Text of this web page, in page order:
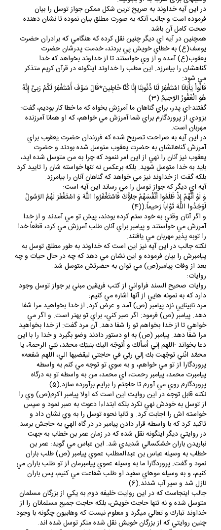
در اين آيه خداوند به صريح ترين شكل ممكن جواز توسل را بيان
فرموده است و جالب آنكه به صورت مطلق بيان نموده تا نشان دهنده
صحت كامل آن باشد.
همچنين در آيه اي ديگر چنين نقل كرده كه هنگامي كه برادران حضرت
يوسف(ع) به خطاي خويش پي بردند، خدمت پدرشان حضرت
يعقوب(ع) آمده و از وي خواستند تا از خداوند بخواهد كه خدا
گناهشان را بيامرزد. اين مطب را خداوند اينگونه در قرآن كريم متذكر
مي شود:
قَالُواْ يَأَبَانَا اسْتَغْفِرْ لَنَا ذُنُوبَنَا إِنَّا كُنَّا خَاطِِينَ*قَالَ سَوْفَ أَسْتَغْفِرُ لَكُمْ رَبىّ‏ِ إِنَّهُ
هُوَ الْغَفُورُ الرَّحِيمُ.(3)
گفتند:اي پدر، براي گناهان ما آمرزش بخواه كه ما خطا كار بوديم، گفت:
بزودي از پروردگارم براي شما آمرزش مي خواهم، كه او همانا آمرزنده
مهربان است.
در اين آيه به صراحت تصريح شده كه فرزندان حضرت يعقوب براي
آمرزش گناهانشان به حضرت يعقوب متوسل شده بودند و حضرت
يعقوب نيز آنان را نهي از اين امر ننمود كه چرا به من متوسل شده ايد،
بايد به خدا متوسل شويد. بلكه برعكس نه تنها خواسته شان را تاييد كرد
بلكه گفت از خداوند نيز مي خواهد كه گناهان آنان را بيامرزد.
آيه اي ديگر كه جواز توسل را مي رساند اين آيه است:
وَ لَوْ أَنَّهُمْ إِذْ ظَلَمُوا أَنْفُسَهُمْ جاؤُكَ فَاسْتَغْفَرُوا اللَّهَ وَ اسْتَغْفَرَ لَهُمُ الرَّسُولُ
لَوَجَدُوا اللَّهَ تَوَّاباً رَحيماً.((4)
و اگر آنان وقتي به خود ستم كرده بودند، پيش تو مي آمدند و از خدا
آمرزش مي خواستند و پيامبر براي آنان طلب آمرزش مي كرد، قطعاً خدا
را توبه پذير مهربان مي يافتند.
نكته جالب در اين آيه نيز اين است كه خداوند به طور مطلق توسل به
پيامبرش را بيان فرموده و اين نشان مي دهد كه چه در حال حيات و چه
بعد از وفات پيامبر(ص) مي توان به حضرتش متوسل شد.
روايات:
روايات صحيح السند فراواني از كتب فريقين مبني بر جواز توسل وجود
دارد كه به نمونه هايي از آنها اشاره مي كنيم:
مرد نابينايي نزد پيامبر (ص) آمد و عرض كرد: از خدا بخواهيد مرا شفا
دهد. پيامبر (ص) فرمود: اگر صبر كني، براي تو بهتر است. و اگر مي
خواهي تا از خدا بخواهم تو را شفا دهد. آن مرد گفت: از خدا بخواهيد
مرا شفا دهد. پيامبر (ص) به او دستور دادند وضو بگيرد و خدا را با اين
دعا بخواند :اللهم إني أسألك و أتوجّه اليك بنبيّك محمّد، نبّي الرحمة، يا
محمّد انّني توجّهت بك إلي ربّي في حاجتي ليقضيها الي، اللهم شفعه»
پروردگارا از تو مي خواهم، و به سوي تو توجه مي كنم به واسطه
پيامبرت محمد، پيامبر رحمت، اي محمد، من به واسطه تو به درگاه
پروردگارم روي مي آورم تا حاجتم را برايم برآورده سازد.(5)
نكته قابل توجه در اين روايت اين است كه اولا پيامبر اكرم(ص) وي را
از توسل به خودش نهي نكرد بلكه ابتداءا دعوت به صبر نمود و سپس
خواسته اش را اجابت كرد. و ثانيا نحوه توسل را به وي نشان داد و
تاكيد كرد كه با واسطه قرار دادن پيامبر در در گاه الهي به حاجش برسد.
در روايتي ديگر اينگونه نقل شده كه در زمان عمر بن خطاب به جهت
نباريدن باران خشكسالي شديدي شد. ابن عباس مي گويد: عمر بن
خطاب به وسيله عباس بن عبدالمطلب عموي پيامبر (ص) طلب باران
نمود و گفت: پروردگارا ما به وسيله عموي پيامبرمان از تو طلب باران مي
كنيم، و به وسيله موهاي سفيد او طلب شفاعت مي كنيم، پس باران
نازل شد و سير آب شدند.(6)
جالب اينجاست كه در اين روايت خليفه دوم به يكي از بزرگان مسلمان
متوسل شده و نه تنها حاجت خويش، بلكه حاجت جميع مسلمانان را از
خداوند تبارك و تعالي ميگرد و معلوم نيست كه وهابيون چگونه با وجود
چنين روايتي كه از بزرگان خويش نقل شده منكر توسل شده اند.